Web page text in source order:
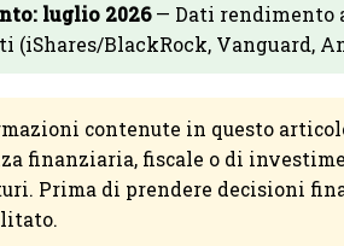
luglio 2026— Dati rendimento
BlackRock, Vanguard,
contenute in questo
finanziaria, fiscale o di
Prima di prendere decisioni